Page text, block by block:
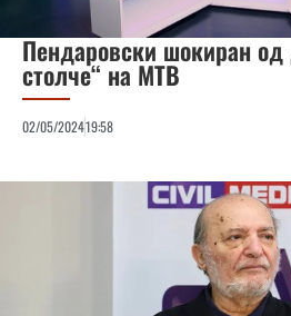
Пендаровски шокиран од
столче“ на МТВ
02/05/202419:58